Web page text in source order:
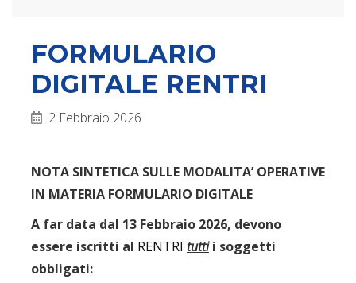
FORMULARIO
DIGITALE RENTRI
2 Febbraio 2026
NOTA SINTETICA SULLE MODALITA’ OPERATIVE
IN MATERIA FORMULARIO DIGITALE
A far data dal 13 Febbraio 2026, devono
essere iscritti al RENTRI tuttii soggetti
obbligati: